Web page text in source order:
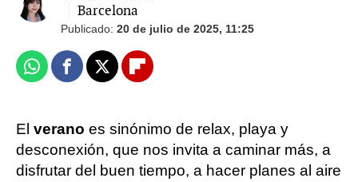
Barcelona
Publicado: 20 de julio de 2025, 11:25
WhatsappFacebook
X Flipboard
El verano es sinónimo de relax, playa y
desconexión, que nos invita a caminar más, a
disfrutar del buen tiempo, a hacer planes al aire